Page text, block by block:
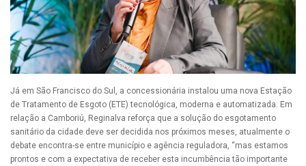
Já em São Francisco do Sul, a concessionária instalou uma nova Estação
de Tratamento de Esgoto (ETE) tecnológica, moderna e automatizada. Em
relação a Camboriú, Reginalva reforça que a solução do esgotamento
sanitário da cidade deve ser decidida nos próximos meses, atualmente o
debate encontra-se entre município e agência reguladora, “mas estamos
prontos e com a expectativa de receber esta incumbência tão importante